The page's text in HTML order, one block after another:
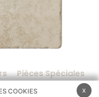
Pièces Spéciales
x
COOKIES